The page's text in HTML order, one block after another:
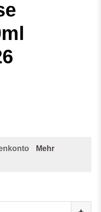
Mehr